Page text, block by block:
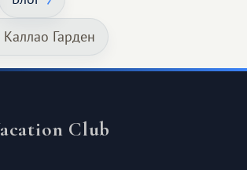
Гарден
Club